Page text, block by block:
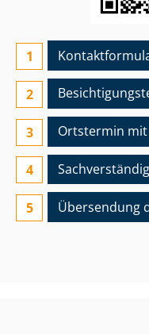
Ortstermin mit
Übersendung